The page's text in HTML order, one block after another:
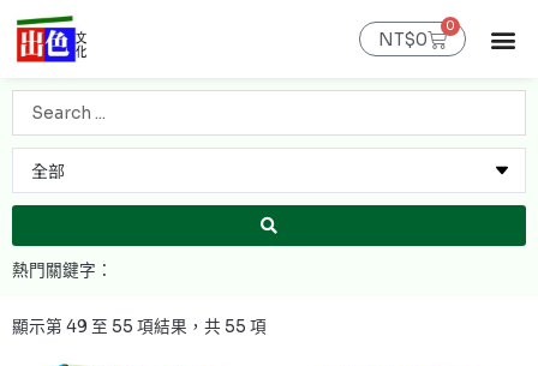
要
容
NT$0
0
購
物
Search
顯示第 49 至 55 項結果，共 55 項最